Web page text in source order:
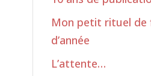
Mon petit rituel de
d’année
L’attente…